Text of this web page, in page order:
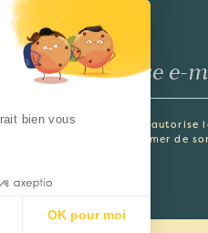
recevoir la newsletter et autorise
pour m’informer de
bien vous
OK pour moi